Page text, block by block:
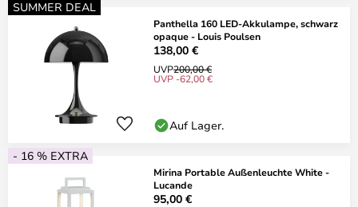
SUMMER DEAL
Panthella 160 LED-Akkulampe, schwarz
opaque - Louis Poulsen
138,00 €
UVP200,00 €
UVP -62,00 €
Auf Lager.
- 16 % EXTRA
Mirina Portable Außenleuchte White -
Lucande
95,00 €